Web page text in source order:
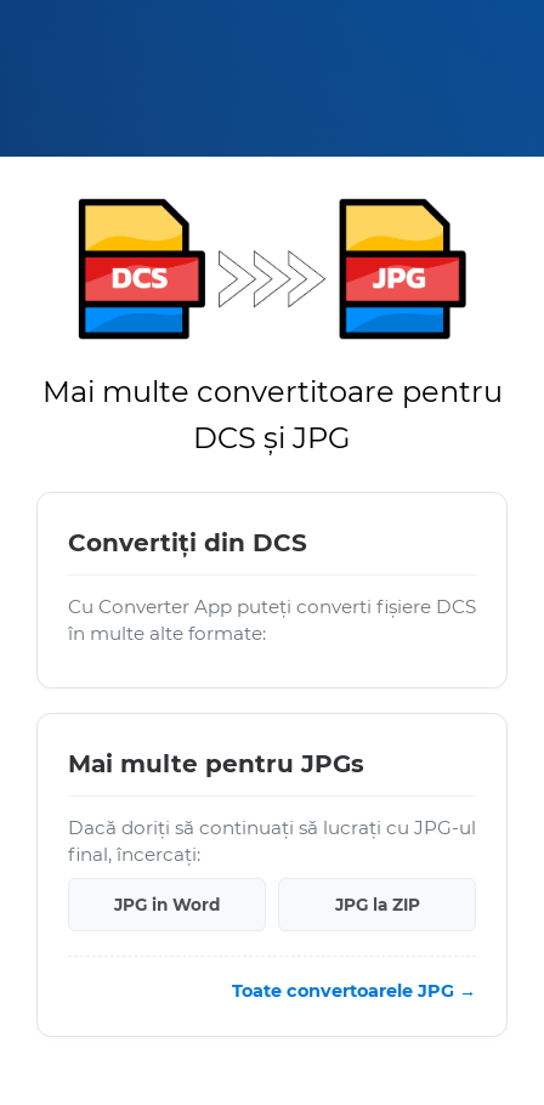
Mai multe convertitoare pentru
DCS și JPG
Convertiți din DCS
Cu Converter App puteți converti fișiere DCS
în multe alte formate:
Mai multe pentru JPGs
Dacă doriți să continuați să lucrați cu JPG-ul
final, încercați:
JPG in Word JPG la ZIP
Toate convertoarele JPG →